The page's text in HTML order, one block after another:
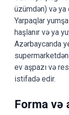
üzümdən) və ya
Yarpaqlar
haşlanır və ya
Azərbaycanda
ev aşpazı və
istifadə edir.
Forma və